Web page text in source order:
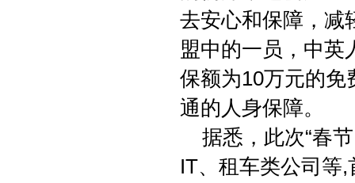
去安心和保障，减
盟中的一员，中英
保额为10万元的免
通的人身保障。
据悉，此次“春
IT、租车类公司等